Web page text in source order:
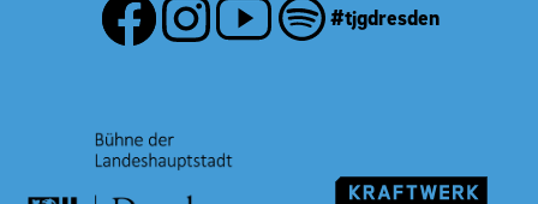
#tjgdresden